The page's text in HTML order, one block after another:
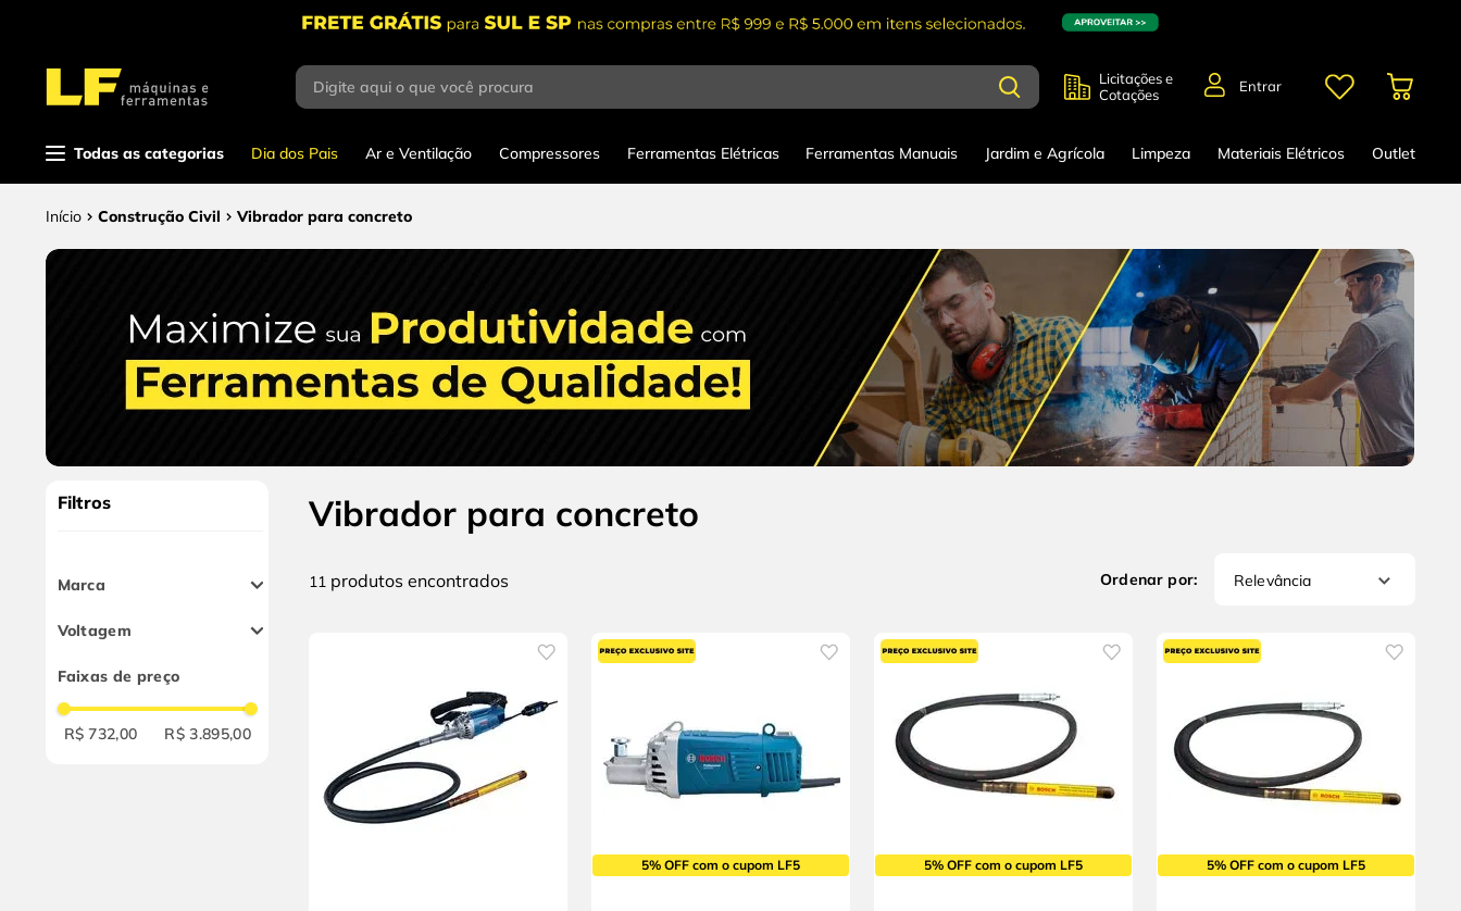
Digite aqui o que você procura
Licitações e
Cotações
Entrar
Todas as categorias Dia dos Pais Ar e Ventilação Compressores Ferramentas Elétricas Ferramentas Manuais Jardim e Agrícola Limpeza Materiais Elétricos Outlet
Construção Civil Vibrador para concreto
Filtros
Marca
Bosch
Dewalt
Csm
Voltagem
Faixas de preço
R$ 732,00 R$ 3.895,00
Vibrador para concreto
11 produtos Relevância
5% OFF com o cupom LF5 5% OFF com o cupom LF5 5% OFF com o cupom LF5
Termos mais buscados
caixa ferramentas
alicate